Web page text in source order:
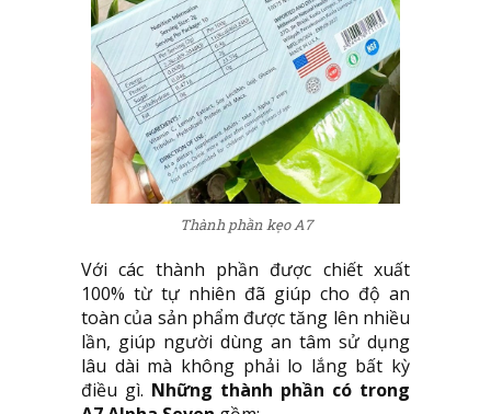
Thành phần kẹo A7
Với các thành phần được chiết xuất
100% từ tự nhiên đã giúp cho độ an
toàn của sản phẩm được tăng lên nhiều
lần, giúp người dùng an tâm sử dụng
lâu dài mà không phải lo lắng bất kỳ
điều gì. Những thành phần có trong